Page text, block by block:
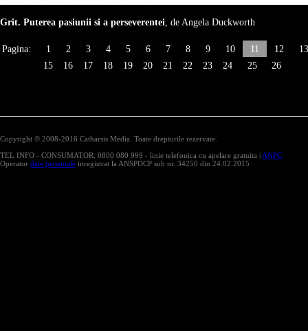
Grit. Puterea pasiunii si a perseverentei, de Angela Duckworth
Pagina: 1 2 3 4 5 6 7 8 9 10 11 12
13
15
16 17 18 19 20 21 22 23 24 25 26
Copyright © 2008-2016 Catharsis Media. Toate drepturile rezervate.
TEL INFO - CONSUMATOR: 0800 080 999 - linie telefonica cu apelare gratuita | ANPC
Operator date personale inregistrat la ANSPDCP sub nr. 34250 din 24.02.2015